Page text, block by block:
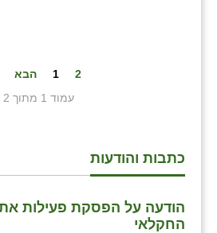
1 2 הבא
עמוד 1 מתוך 2
כתבות והודעות
הודעה על הפסקת פעילות
החקלאי